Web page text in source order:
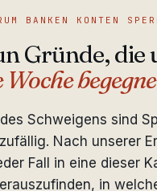
BANKEN KONTEN
Gründe, die
Woche
Schweigens sind
Nach unserer
Fall in eine dieser
in